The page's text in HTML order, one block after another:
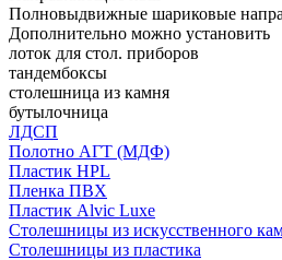
Полновыдвижные шариковые
Дополнительно можно установить
лоток для стол. приборов
тандембоксы
столешница из камня
бутылочница
ЛДСП
Полотно АГТ (МДФ)
Пластик HPL
Пленка ПВХ
Пластик Alvic Luxe
Столешницы из искусственного
Столешницы из пластика